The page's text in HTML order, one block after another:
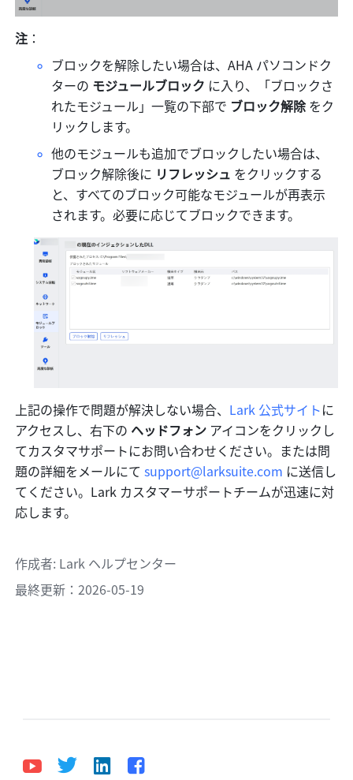
注 ：
ブロックを解除したい場合は、AHA パソコンドク
ターの モジュールブロック に入り、「ブロックさ
れたモジュール」一覧の下部で ブロック解除 をク
リックします。
他のモジュールも追加でブロックしたい場合は、
ブロック解除後に リフレッシュ をクリックする
と、すべてのブロック可能なモジュールが再表示
されます。必要に応じてブロックできます。
上記の操作で問題が解決しない場合、 Lark 公式サイトに
アクセスし、右下の ヘッドフォン アイコンをクリックし
てカスタマサポートにお問い合わせください。または問
題の詳細をメールにて support@larksuite.com に送信し
てください。Lark カスタマーサポートチームが迅速に対
応します。
作成者: Lark ヘルプセンター
最終更新：2026-05-19